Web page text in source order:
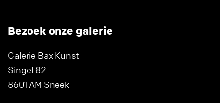
Bezoek onze galerie
Galerie Bax Kunst
Singel 82
8601 AM Sneek